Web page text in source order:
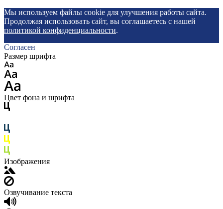
Мы используем файлы cookie для улучшения работы сайта.
Продолжая использовать сайт, вы соглашаетесь с нашей
политикой конфиденциальности.
Согласен
Размер шрифта
Цвет фона и шрифта
Изображения
Озвучивание текста